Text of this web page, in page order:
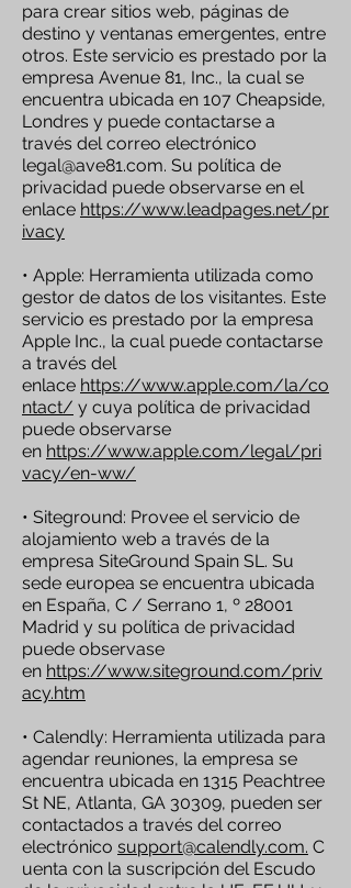
para crear sitios web, páginas de
destino y ventanas emergentes, entre
otros. Este servicio es prestado por la
empresa Avenue 81, Inc., la cual se
encuentra ubicada en 107 Cheapside,
Londres y puede contactarse a
través del correo electrónico
legal@ave81.com. Su política de
privacidad puede observarse en el
enlace https://www.leadpages.net/pr
ivacy
• Apple: Herramienta utilizada como
gestor de datos de los visitantes. Este
servicio es prestado por la empresa
Apple Inc., la cual puede contactarse
a través del
enlace https://www.apple.com/la/co
ntact/ y cuya política de privacidad
puede observarse
en https://www.apple.com/legal/pri
vacy/en-ww/
• Siteground: Provee el servicio de
alojamiento web a través de la
empresa SiteGround Spain SL. Su
sede europea se encuentra ubicada
en España, C / Serrano 1, º 28001
Madrid y su política de privacidad
puede observase
en https://www.siteground.com/priv
acy.htm
• Calendly: Herramienta utilizada para
agendar reuniones, la empresa se
encuentra ubicada en 1315 Peachtree
St NE, Atlanta, GA 30309, pueden ser
contactados a través del correo
electrónico support@calendly.com. C
uenta con la suscripción del Escudo